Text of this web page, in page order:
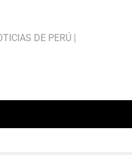
DE PERÚ